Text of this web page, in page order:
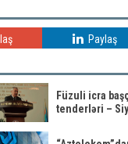
Paylaş
Füzuli icra
tenderləri –